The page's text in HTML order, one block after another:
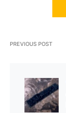
PREVIOUS POST